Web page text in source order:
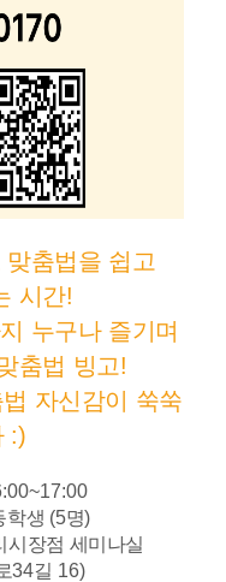
춤법을 쉽고
시간!
누구나 즐기며
춤법 빙고!
자신감이 쑥쑥
:)
학생 (5명)
시장점 세미나실
34길 16)